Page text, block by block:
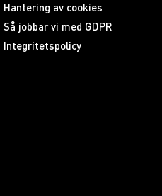
Hantering av cookies
Så jobbar vi med GDPR
Integritetspolicy